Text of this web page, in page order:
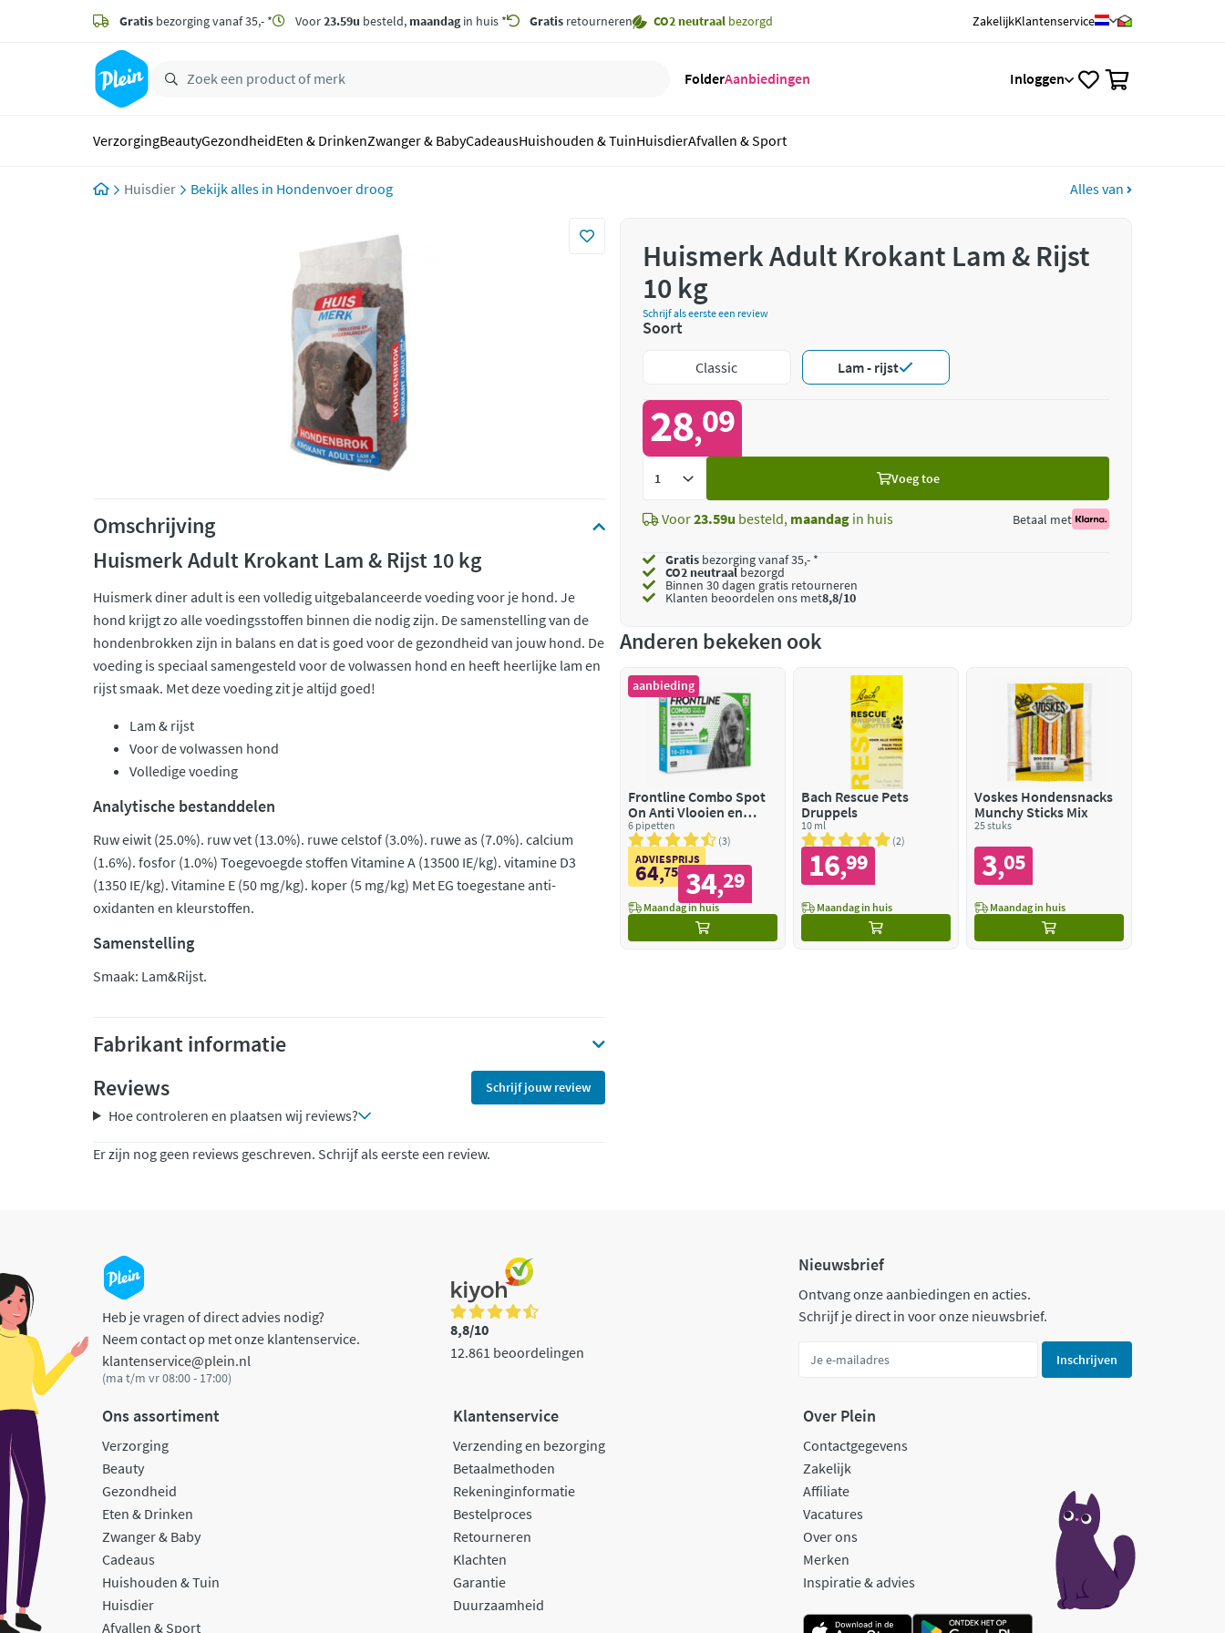
zoeken
hoofdinhoud
Gratis bezorging vanaf 35,- * Voor23.59u besteld, maandagin huis * Gratis retourneren CO2 neutraal bezorgd ZakelijkKlantenservice
FolderAanbiedingen Inloggen
VerzorgingBeautyGezondheidEten & DrinkenZwanger & BabyCadeausHuishouden & TuinHuisdierAfvallen & Sport
Huisdier Hondenvoer droog Alles van
Omschrijving
Huismerk Adult Krokant Lam & Rijst 10 kg
Huismerk diner adult is een volledig uitgebalanceerde voeding voor je hond. Je
hond krijgt zo alle voedingsstoffen binnen die nodig zijn. De samenstelling van de
hondenbrokken zijn in balans en dat is goed voor de gezondheid van jouw hond. De
voeding is speciaal samengesteld voor de volwassen hond en heeft heerlijke lam en
rijst smaak. Met deze voeding zit je altijd goed!
Lam & rijst
Voor de volwassen hond
Volledige voeding
Analytische bestanddelen
Ruw eiwit (25.0%). ruw vet (13.0%). ruwe celstof (3.0%). ruwe as (7.0%). calcium
(1.6%). fosfor (1.0%) Toegevoegde stoffen Vitamine A (13500 IE/kg). vitamine D3
(1350 IE/kg). Vitamine E (50 mg/kg). koper (5 mg/kg) Met EG toegestane anti-
oxidanten en kleurstoffen.
Samenstelling
Smaak: Lam&Rijst.
Fabrikant informatie
Reviews
Schrijf jouw review
Hoe controleren en plaatsen wij reviews?
Er zijn nog geen reviews geschreven. Schrijf als eerste een review.
Huismerk Adult Krokant Lam & Rijst
10 kg
Schrijf als eerste een review
Soort
Classic Lam - rijst
28,09
Voeg toe
Voor23.59u besteld, maandag in huis Betaal met
Gratis bezorging vanaf 35,- *
CO2 neutraalbezorgd
Binnen 30 dagen gratis retourneren
Klanten beoordelen ons met8,8/10
Anderen bekeken ook
aanbieding
Frontline Combo Spot
On Anti Vlooien en
Teken Druppels Hond
10 - 20 kg
6 pipetten
3
ADVIESPRIJS
64,75 34,29
Maandag in huis
Bach Rescue Pets
Druppels
10 ml
2
16,99
Maandag in huis
Voskes Hondensnacks
Munchy Sticks Mix
25 stuks
3,05
Maandag in huis
Heb je vragen of direct advies nodig?
Neem contact op met onze klantenservice.
klantenservice@plein.nl
(ma t/m vr 08:00 - 17:00)
8,8/10
12.861 beoordelingen
Nieuwsbrief
Ontvang onze aanbiedingen en acties.
Schrijf je direct in voor onze nieuwsbrief.
Inschrijven
Ons assortiment
Verzorging
Beauty
Gezondheid
Eten & Drinken
Zwanger & Baby
Cadeaus
Huishouden & Tuin
Huisdier
Afvallen & Sport
Klantenservice
Verzending en bezorging
Betaalmethoden
Rekeninginformatie
Bestelproces
Retourneren
Klachten
Garantie
Duurzaamheid
Over Plein
Contactgegevens
Zakelijk
Affiliate
Vacatures
Over ons
Merken
Inspiratie & advies